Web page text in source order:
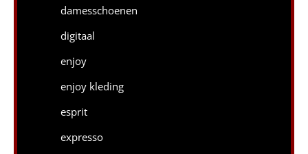
damesschoenen
digitaal
enjoy
enjoy kleding
esprit
expresso